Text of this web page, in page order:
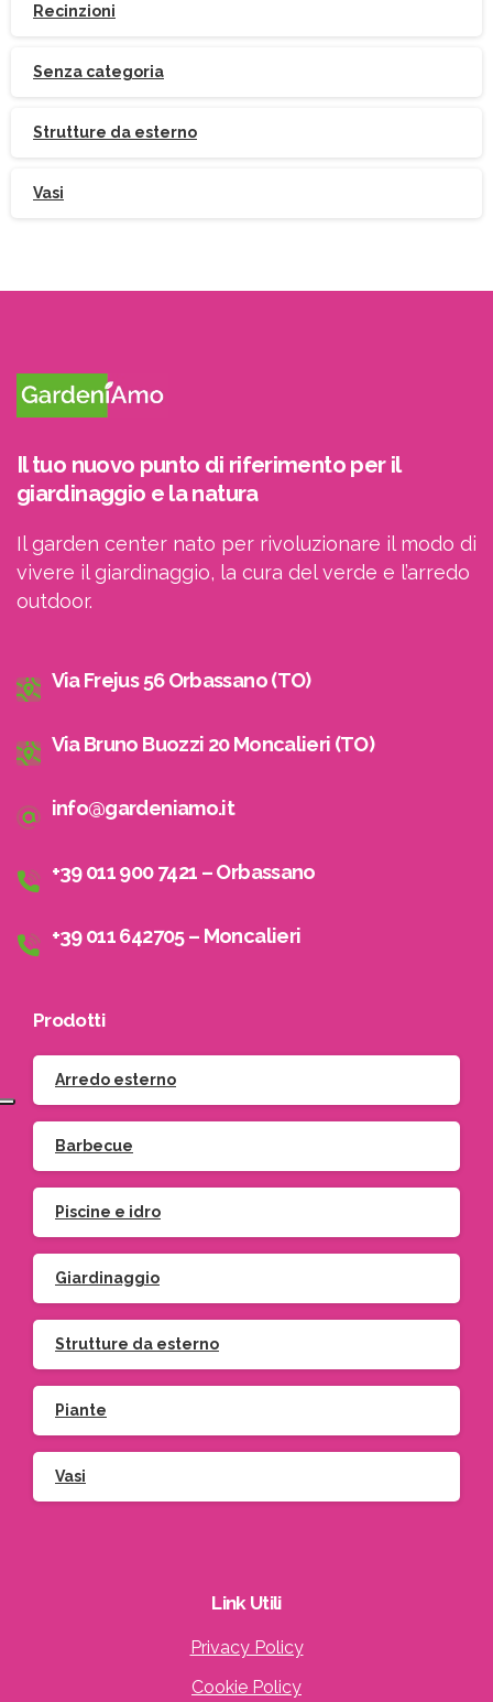
Recinzioni
Senza categoria
Strutture da esterno
Vasi
Il tuo nuovo punto di riferimento per il
giardinaggio e la natura
Il garden center nato per rivoluzionare il modo di
vivere il giardinaggio, la cura del verde e l’arredo
outdoor.
Via Frejus 56 Orbassano (TO)
Via Bruno Buozzi 20 Moncalieri (TO)
info@gardeniamo.it
+39 011 900 7421 – Orbassano
+39 011 642705 – Moncalieri
Prodotti
Arredo esterno
Barbecue
Piscine e idro
Giardinaggio
Strutture da esterno
Piante
Vasi
Link Utili
Privacy Policy
Cookie Policy
Indirizzo email:
Accetto le condizioni generali di utilizzo e di